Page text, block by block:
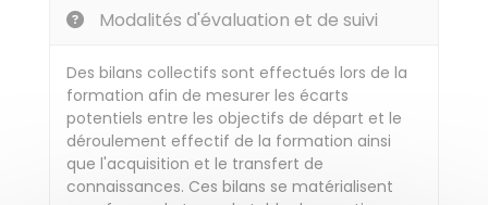
Modalités d'évaluation et de suivi
Des bilans collectifs sont effectués lors de la
formation afin de mesurer les écarts
potentiels entre les objectifs de départ et le
déroulement effectif de la formation ainsi
que l'acquisition et le transfert de
connaissances. Ces bilans se matérialisent